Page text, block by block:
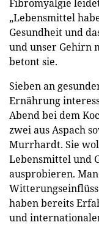
Fibromyalgie
„Lebensmittel
Gesundheit und
und unser Gehirn
betont sie.
Sieben an
Ernährung
Abend bei dem
zwei aus Aspach
Murrhardt. Sie
Lebensmittel und
ausprobieren.
haben bereits
und